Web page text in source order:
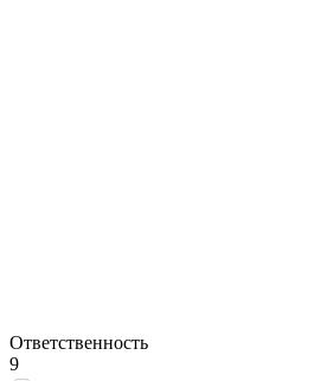
Ответственность
9